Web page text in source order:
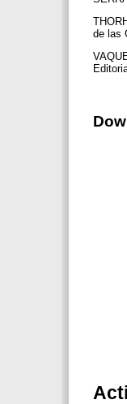
de las